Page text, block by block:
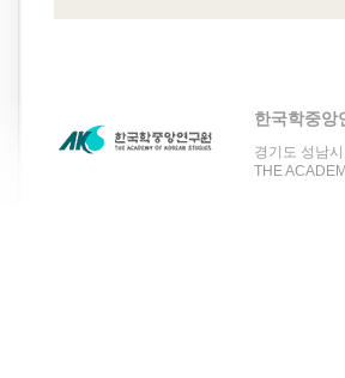
한국학중앙
경기도 성남
THE